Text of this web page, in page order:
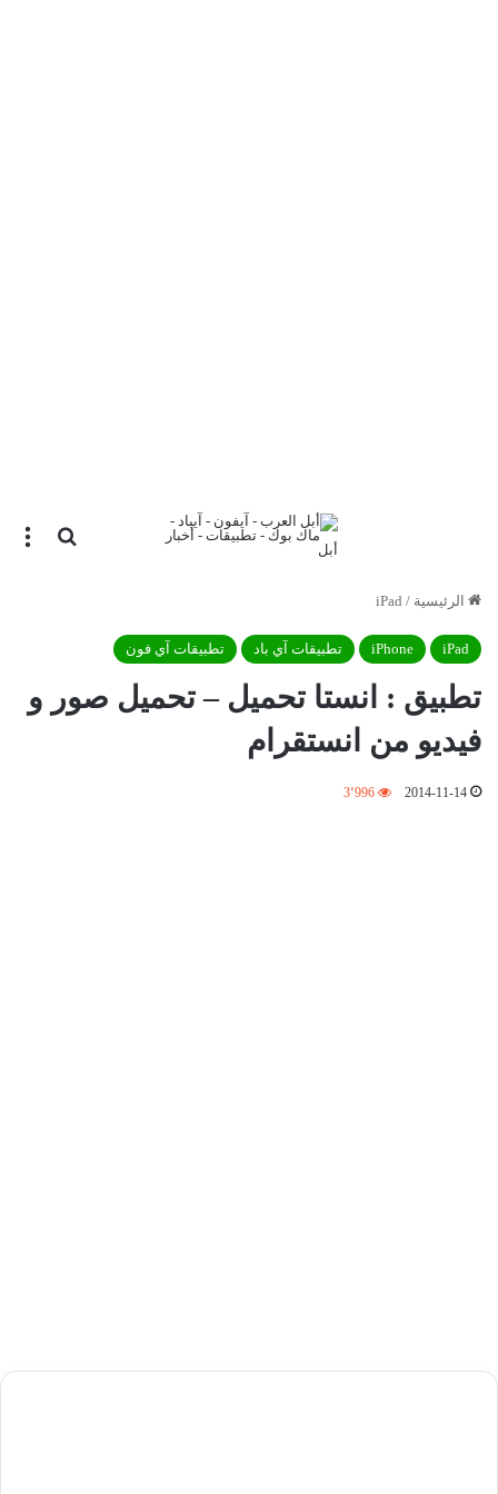
بحث
الرئيسية /
iPad
iPad
iPhone تطبيقات آي باد تطبيقات آي فون
تطبيق : انستا تحميل – تحميل صور و
فيديو من انستقرام
2014-11-14 3٬996